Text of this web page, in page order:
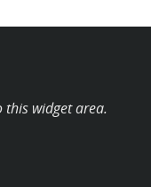
this widget area.